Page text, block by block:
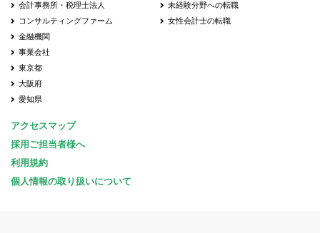
会計事務所・税理士法人
コンサルティングファーム
金融機関
事業会社
東京都
大阪府
愛知県
未経験分野への転職
女性会計士の転職
アクセスマップ
採用ご担当者様へ
利用規約
個人情報の取り扱いについて